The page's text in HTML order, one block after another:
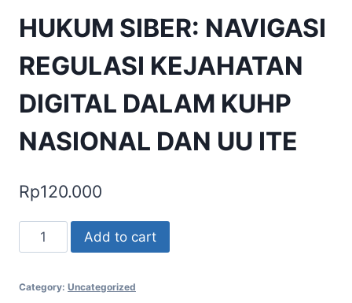
HUKUM SIBER: NAVIGASI
REGULASI KEJAHATAN
DIGITAL DALAM KUHP
NASIONAL DAN UU ITE
Rp120.000
HUKUM
SIBER:
REGULASI
Add to cart
Category: Uncategorized